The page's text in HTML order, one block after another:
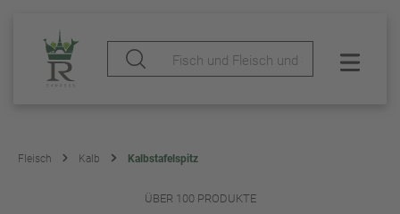
Fleisch Kalb Kalbstafelspitz
ÜBER 100 PRODUKTE